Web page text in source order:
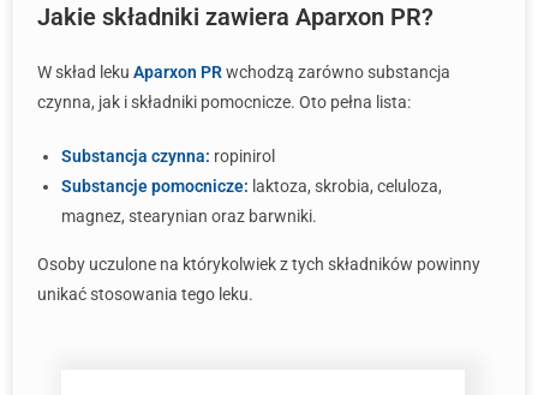
Jakie składniki zawiera Aparxon PR?
W skład leku Aparxon PRwchodzą zarówno substancja
czynna, jak i składniki pomocnicze. Oto pełna lista:
Substancja czynna: ropinirol
Substancje pomocnicze: laktoza, skrobia, celuloza,
magnez, stearynian oraz barwniki.
Osoby uczulone na którykolwiek z tych składników powinny
unikać stosowania tego leku.